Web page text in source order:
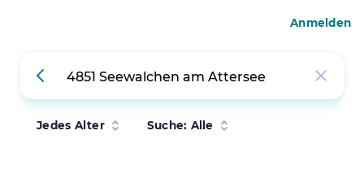
Jedes Alter Suche: Alle
Anmelden